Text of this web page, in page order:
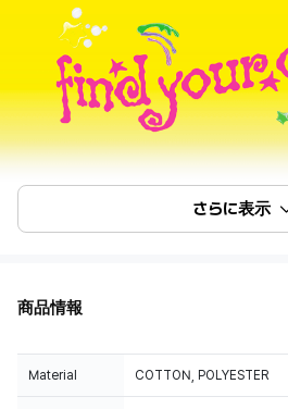
さらに表示
商品情報
Material COTTON, POLYESTER